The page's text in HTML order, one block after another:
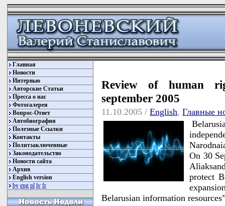
Главная
Новости
Интервью
Авторские Статьи
Пресса о нас
Фотогалерея
Вопрос-Ответ
Автобиография
Полезные Ссылки
Контакты
Политзаключенные
Законодательство
Новости сайта
Архив
English version
by eng pl lv fr
Review of human
september 2005
11.10.2005 / English, Главные
On 30
protect
Belarusian information